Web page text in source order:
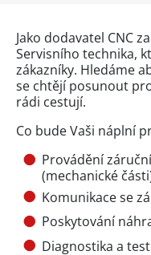
Jako dodavatel CNC
Servisního technika,
zákazníky. Hledáme
se chtějí posunout
rádi cestují.
Co bude Vaši náplní
Provádění
(mechanické
Komunikace se
Poskytování
Diagnostika a